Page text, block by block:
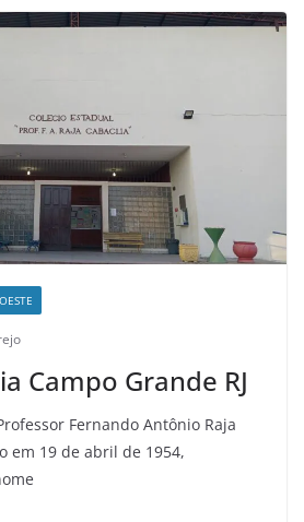
Campo Grande RJ
Fernando Antônio Raja
em 19 de abril de 1954,